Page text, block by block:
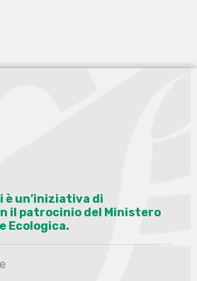
è un’iniziativa di
il patrocinio del Ministero
Ecologica.